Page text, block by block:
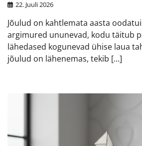
22. Juuli 2026
Jõulud on kahtlemata aasta
argimured ununevad, kodu täitub
lähedased kogunevad ühise laua
jõulud on lähenemas, tekib […]